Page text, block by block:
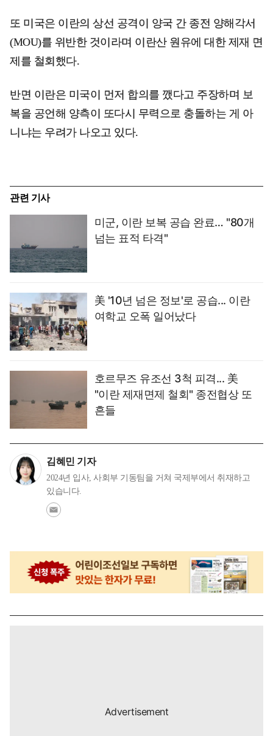
또 미국은 이란의 상선 공격이 양국 간 종전 양해각서
(MOU)를 위반한 것이라며 이란산 원유에 대한 제재 면
제를 철회했다.
반면 이란은 미국이 먼저 합의를 깼다고 주장하며 보
복을 공언해 양측이 또다시 무력으로 충돌하는 게 아
니냐는 우려가 나오고 있다.
관련 기사
미군, 이란 보복 공습 완료… "80개
넘는 표적 타격"
美 '10년 넘은 정보'로 공습... 이란
여학교 오폭 일어났다
호르무즈 유조선 3척 피격... 美
"이란 제재면제 철회" 종전협상 또
흔들
김혜민 기자
2024년 입사, 사회부 기동팀을 거쳐 국제부에서 취재하고
있습니다.